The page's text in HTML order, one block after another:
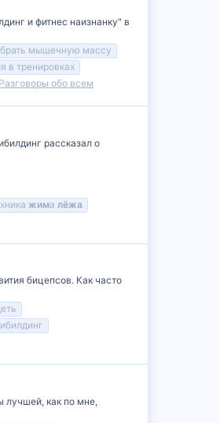
и фитнес наизнанку" в
мышечную массу
в тренировках
Разговоры обо всем
рассказал о
жима лёжа
бицепсов. Как часто
лучшей, как по мне,